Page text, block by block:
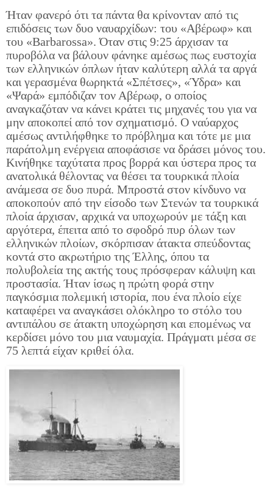
Ήταν φανερό ότι τα πάντα θα κρίνονταν από τις
επιδόσεις των δυο ναυαρχίδων: του «Αβέρωφ» και
του «Barbarossa». Όταν στις 9:25 άρχισαν τα
πυροβόλα να βάλουν φάνηκε αμέσως πως ευστοχία
των ελληνικών όπλων ήταν καλύτερη αλλά τα αργά
και γερασμένα θωρηκτά «Σπέτσες», «Ύδρα» και
«Ψαρά» εμπόδιζαν τον Αβέρωφ, ο οποίος
αναγκαζόταν να κάνει κράτει τις μηχανές του για να
μην αποκοπεί από τον σχηματισμό. Ο ναύαρχος
αμέσως αντιλήφθηκε το πρόβλημα και τότε με μια
παράτολμη ενέργεια αποφάσισε να δράσει μόνος του.
Κινήθηκε ταχύτατα προς βορρά και ύστερα προς τα
ανατολικά θέλοντας να θέσει τα τουρκικά πλοία
ανάμεσα σε δυο πυρά. Μπροστά στον κίνδυνο να
αποκοπούν από την είσοδο των Στενών τα τουρκικά
πλοία άρχισαν, αρχικά να υποχωρούν με τάξη και
αργότερα, έπειτα από το σφοδρό πυρ όλων των
ελληνικών πλοίων, σκόρπισαν άτακτα σπεύδοντας
κοντά στο ακρωτήριο της Έλλης, όπου τα
πολυβολεία της ακτής τους πρόσφεραν κάλυψη και
προστασία. Ήταν ίσως η πρώτη φορά στην
παγκόσμια πολεμική ιστορία, που ένα πλοίο είχε
καταφέρει να αναγκάσει ολόκληρο το στόλο του
αντιπάλου σε άτακτη υποχώρηση και επομένως να
κερδίσει μόνο του μια ναυμαχία. Πράγματι μέσα σε
75 λεπτά είχαν κριθεί όλα.